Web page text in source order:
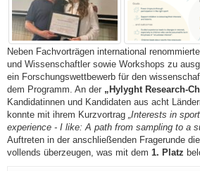
Neben Fachvorträgen international
und Wissenschaftler sowie Workshops zu
ein Forschungswettbewerb für den
dem Programm. An der „Hylyght Research-
Kandidatinnen und Kandidaten aus acht
konnte mit ihrem Kurzvortrag „Interests in
experience - I like: A path from sampling to a
Auftreten in der anschließenden Fragerunde
vollends überzeugen, was mit dem 1. Platz